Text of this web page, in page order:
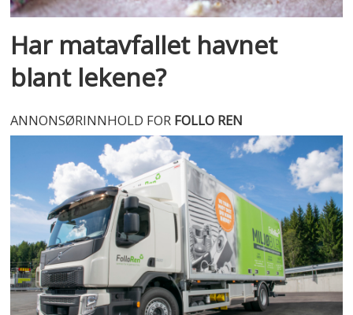
Har matavfallet havnet
blant lekene?
ANNONSØRINNHOLD FOR FOLLO REN